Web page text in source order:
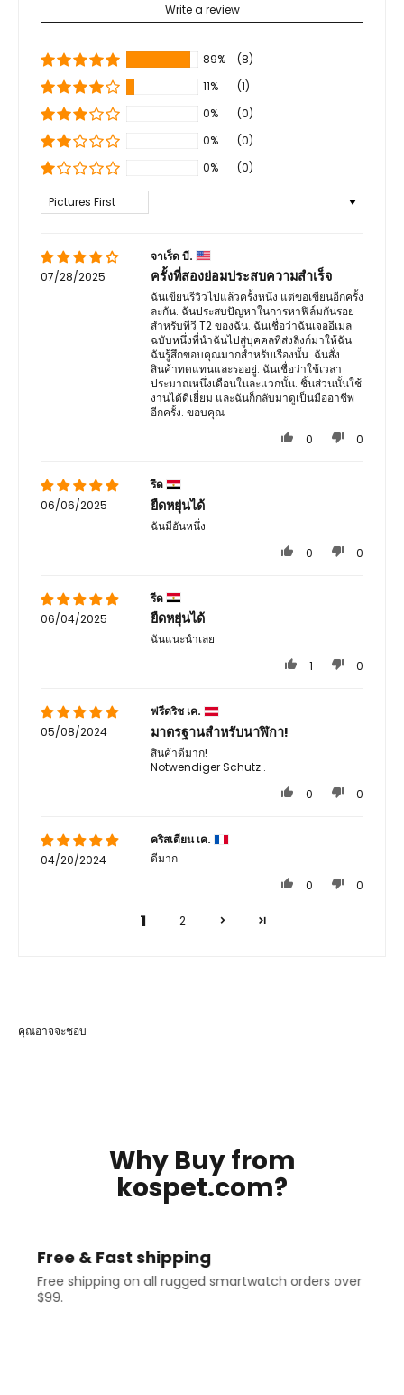
Write a review
89%
(8)
11%
(1)
0%
(0)
0%
(0)
0%
(0)
Sort by
07/28/2025
จาเร็ด บี.
ครั้งที่สองย่อมประสบความสำเร็จ
ฉันเขียนรีวิวไปแล้วครั้งหนึ่ง แต่ขอเขียนอีกครั้ง
ละกัน. ฉันประสบปัญหาในการหาฟิล์มกันรอย
สำหรับทีวี T2 ของฉัน. ฉันเชื่อว่าฉันเจออีเมล
ฉบับหนึ่งที่นำฉันไปสู่บุคคลที่ส่งลิงก์มาให้ฉัน.
ฉันรู้สึกขอบคุณมากสำหรับเรื่องนั้น. ฉันสั่ง
สินค้าทดแทนและรออยู่. ฉันเชื่อว่าใช้เวลา
ประมาณหนึ่งเดือนในละแวกนั้น. ชิ้นส่วนนั้นใช้
งานได้ดีเยี่ยม และฉันก็กลับมาดูเป็นมืออาชีพ
อีกครั้ง. ขอบคุณ
0
0
06/06/2025
รีด
ยืดหยุ่นได้
ฉันมีอันหนึ่ง
0
0
06/04/2025
รีด
ยืดหยุ่นได้
ฉันแนะนำเลย
1
0
05/08/2024
ฟรีดริช เค.
มาตรฐานสำหรับนาฬิกา!
สินค้าดีมาก!
Notwendiger Schutz .
0
0
04/20/2024
คริสเตียน เค.
ดีมาก
0
0
1 2
คุณอาจจะชอบ
Why Buy from
kospet.com?
Free & Fast shipping
Free shipping on all rugged smartwatch orders over
$99.